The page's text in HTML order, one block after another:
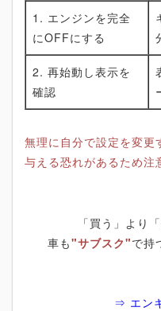
1. エンジンを完全
にOFFにする
2. 再始動し表示を
確認
無理に自分で設定を変更
与える恐れがあるため注
「買う」より
車も"サブスク"で持
⇒ エン